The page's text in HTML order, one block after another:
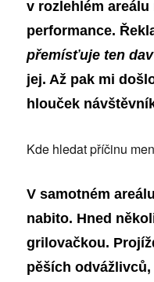
v rozlehlém
performance.
přemísťuje ten
jej. Až pak mi
hlouček
Kde hledat příčinu
V samotném
nabito. Hned
grilovačkou.
pěších